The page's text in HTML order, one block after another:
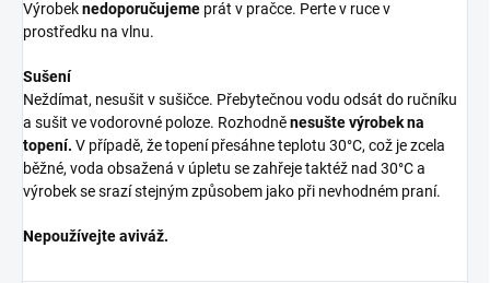
Výrobeknedoporučujeme prát v pračce. Perte v ruce v
prostředku na vlnu.
Sušení
Neždímat, nesušit v sušičce. Přebytečnou vodu odsát do ručníku
a sušit ve vodorovné poloze. Rozhodněnesušte výrobek na
topení. V případě, že topení přesáhne teplotu 30°C, což je zcela
běžné, voda obsažená v úpletu se zahřeje taktéž nad 30°C a
výrobek se srazí stejným způsobem jako při nevhodném praní.
Nepoužívejte aviváž.